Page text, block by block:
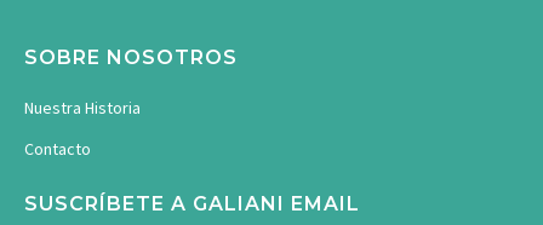
SOBRE NOSOTROS
Nuestra Historia
Contacto
SUSCRÍBETE A GALIANI EMAIL